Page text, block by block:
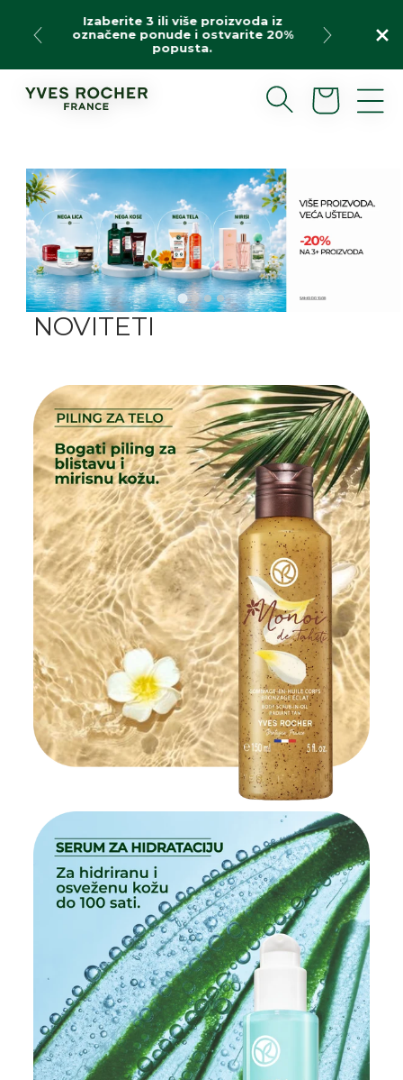
sadržaj
Izaberite 3 ili više proizvoda iz
označene ponude i ostvarite 20%
popusta.
NOVITETI